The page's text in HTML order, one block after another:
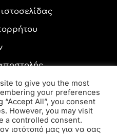
to give you the most
your preferences
All”, you consent
However, you may visit
a controlled consent.
ιστότοπό μας για να σας